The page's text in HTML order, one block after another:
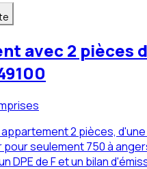
avec 2 pièces
2 pièces,
pour seulement 750 à
DPE de F et un bilan